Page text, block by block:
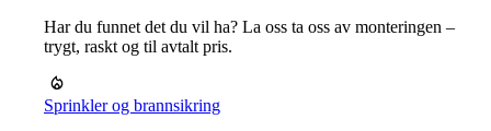
Har du funnet det du vil ha? La oss ta oss av monteringen –
trygt, raskt og til avtalt pris.
Sprinkler og brannsikring